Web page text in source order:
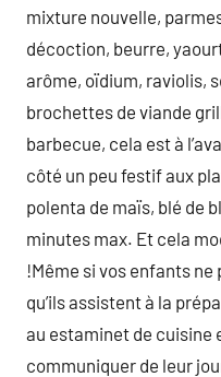
mixture nouvelle,
décoction, beurre,
arôme, oïdium, raviolis,
brochettes de viande
barbecue, cela est à
côté un peu festif aux
polenta de maïs, blé de
minutes max. Et cela
!Même si vos enfants
qu’ils assistent à la
au estaminet de cuisine
communiquer de leur